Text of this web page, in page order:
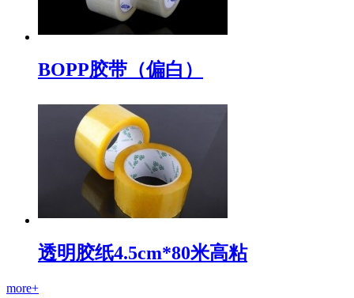
BOPP胶带（偏白）
透明胶纸4.5cm*80米高粘
more+